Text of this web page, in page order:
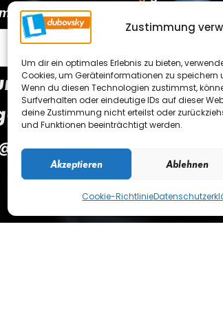
Zustimmung
Um dir ein optimales Erlebnis zu bieten,
Cookies, um Geräteinformationen zu
Wenn du diesen Technologien zustimmst,
Surfverhalten oder eindeutige IDs auf dieser
deine Zustimmung nicht erteilst oder
und Funktionen beeinträchtigt werden.
Akzeptieren Ablehnen
Cookie-Richtlinie
Daten zu.
und
E-Mail:
dubovsky.at